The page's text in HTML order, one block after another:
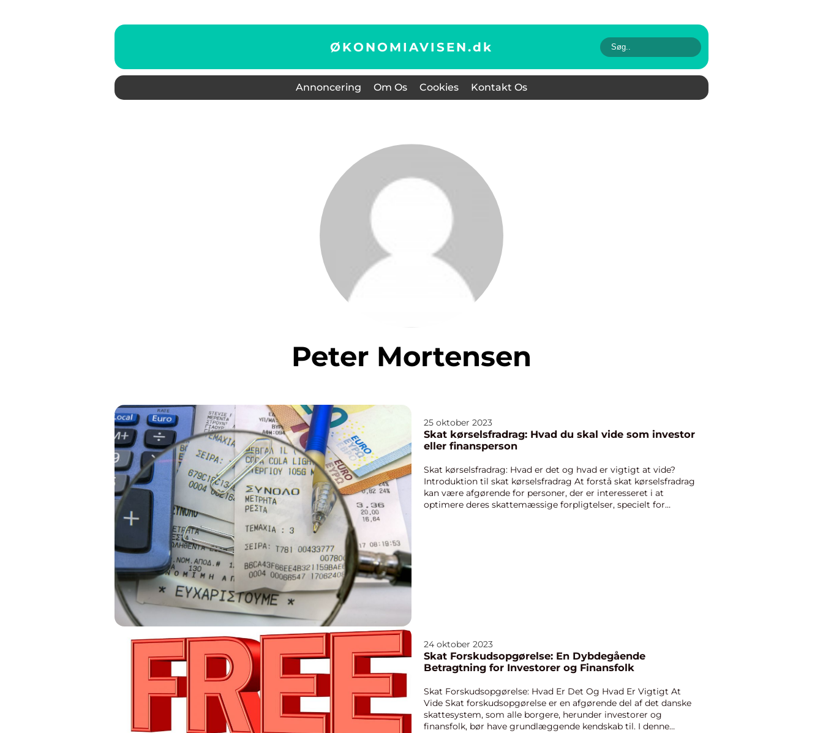
ØKONOMIAVISEN.dk
Annoncering Om Os Cookies Kontakt Os
Peter Mortensen
25 oktober 2023
Skat kørselsfradrag: Hvad du skal vide som investor
eller finansperson
Skat kørselsfradrag: Hvad er det og hvad er vigtigt at vide?
Introduktion til skat kørselsfradrag At forstå skat kørselsfradrag
kan være afgørende for personer, der er interesseret i at
optimere deres skattemæssige forpligtelser, specielt for
24 oktober 2023
Skat Forskudsopgørelse: En Dybdegående
Betragtning for Investorer og Finansfolk
Skat Forskudsopgørelse: Hvad Er Det Og Hvad Er Vigtigt At
Vide Skat forskudsopgørelse er en afgørende del af det danske
skattesystem, som alle borgere, herunder investorer og
finansfolk, bør have grundlæggende kendskab til. I denne